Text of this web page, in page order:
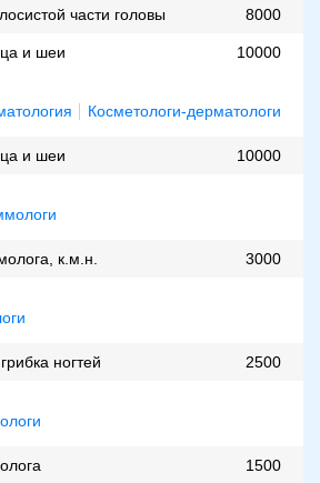
части головы 8000
и шеи 10000
Косметологи-дерматологи
и шеи 10000
к.м.н. 3000
ногтей 2500
1500